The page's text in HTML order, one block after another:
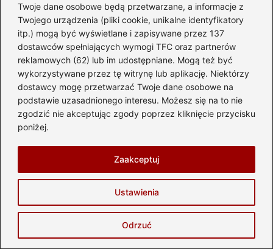
Twoje dane osobowe będą przetwarzane, a informacje z
Twojego urządzenia (pliki cookie, unikalne identyfikatory
itp.) mogą być wyświetlane i zapisywane przez 137
dostawców spełniających wymogi TFC oraz partnerów
reklamowych (62) lub im udostępniane. Mogą też być
wykorzystywane przez tę witrynę lub aplikację. Niektórzy
dostawcy mogę przetwarzać Twoje dane osobowe na
podstawie uzasadnionego interesu. Możesz się na to nie
zgodzić nie akceptując zgody poprzez kliknięcie przycisku
poniżej.
Ustawienia
Odrzuć
Zaakceptuj
Masz 30 dni od daty zakupu auta na jego
rejestrację, w przeciwnym razie możesz
zostać ukarany mandatem. Warto pamiętać o
tym terminie, aby uniknąć nieprzyjemnych
konsekwencji finansowych.
Jakie są najczęstsze błędy przy składaniu
dokumentów do rejestracji i jak ich unikać?
Najczęstszym błędem jest gubienie ważnych
dokumentów, takich jak umowa kupna-
sprzedaży. Aby tego uniknąć, zawsze
sprawdź, czy masz wszystkie potrzebne
dokumenty przed wizytą w urzędzie i rozważ
przywiązanie ich do kluczyków samochodu.